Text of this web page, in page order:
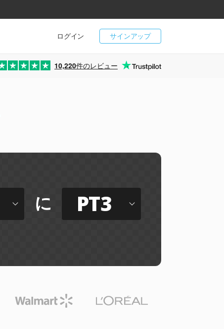
サインアップ
ログイン
10,220件のレビュー
に PT3